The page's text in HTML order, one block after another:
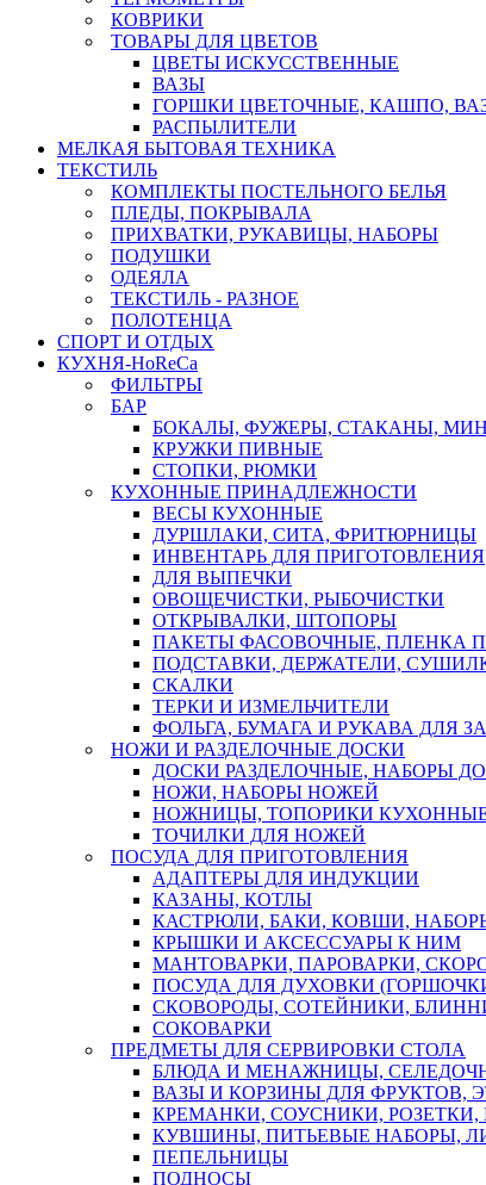
КОВРИКИ
ТОВАРЫ ДЛЯ ЦВЕТОВ
ЦВЕТЫ ИСКУССТВЕННЫЕ
ВАЗЫ
ГОРШКИ ЦВЕТОЧНЫЕ, КАШПО,
РАСПЫЛИТЕЛИ
МЕЛКАЯ БЫТОВАЯ ТЕХНИКА
ТЕКСТИЛЬ
КОМПЛЕКТЫ ПОСТЕЛЬНОГО БЕЛЬЯ
ПЛЕДЫ, ПОКРЫВАЛА
ПРИХВАТКИ, РУКАВИЦЫ, НАБОРЫ
ПОДУШКИ
ОДЕЯЛА
ТЕКСТИЛЬ - РАЗНОЕ
ПОЛОТЕНЦА
СПОРТ И ОТДЫХ
КУХНЯ-HoReCa
ФИЛЬТРЫ
БАР
БОКАЛЫ, ФУЖЕРЫ, СТАКАНЫ,
КРУЖКИ ПИВНЫЕ
СТОПКИ, РЮМКИ
КУХОННЫЕ ПРИНАДЛЕЖНОСТИ
ВЕСЫ КУХОННЫЕ
ДУРШЛАКИ, СИТА, ФРИТЮРНИЦЫ
ИНВЕНТАРЬ ДЛЯ ПРИГОТОВЛЕНИЯ
ДЛЯ ВЫПЕЧКИ
ОВОЩЕЧИСТКИ, РЫБОЧИСТКИ
ОТКРЫВАЛКИ, ШТОПОРЫ
ПАКЕТЫ ФАСОВОЧНЫЕ, ПЛЕНКА
ПОДСТАВКИ, ДЕРЖАТЕЛИ,
СКАЛКИ
ТЕРКИ И ИЗМЕЛЬЧИТЕЛИ
ФОЛЬГА, БУМАГА И РУКАВА ДЛЯ
НОЖИ И РАЗДЕЛОЧНЫЕ ДОСКИ
ДОСКИ РАЗДЕЛОЧНЫЕ, НАБОРЫ
НОЖИ, НАБОРЫ НОЖЕЙ
НОЖНИЦЫ, ТОПОРИКИ
ТОЧИЛКИ ДЛЯ НОЖЕЙ
ПОСУДА ДЛЯ ПРИГОТОВЛЕНИЯ
АДАПТЕРЫ ДЛЯ ИНДУКЦИИ
КАЗАНЫ, КОТЛЫ
КАСТРЮЛИ, БАКИ, КОВШИ,
КРЫШКИ И АКСЕССУАРЫ К НИМ
МАНТОВАРКИ, ПАРОВАРКИ,
ПОСУДА ДЛЯ ДУХОВКИ
СКОВОРОДЫ, СОТЕЙНИКИ,
СОКОВАРКИ
ПРЕДМЕТЫ ДЛЯ СЕРВИРОВКИ СТОЛА
БЛЮДА И МЕНАЖНИЦЫ,
ВАЗЫ И КОРЗИНЫ ДЛЯ ФРУКТОВ,
КРЕМАНКИ, СОУСНИКИ,
КУВШИНЫ, ПИТЬЕВЫЕ НАБОРЫ,
ПЕПЕЛЬНИЦЫ
ПОДНОСЫ